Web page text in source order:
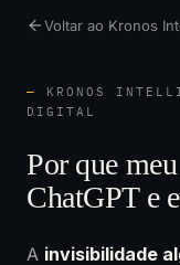
Voltar ao Kronos
— KRONOS
DIGITAL
Por que
ChatGPT e
A invisibilidade